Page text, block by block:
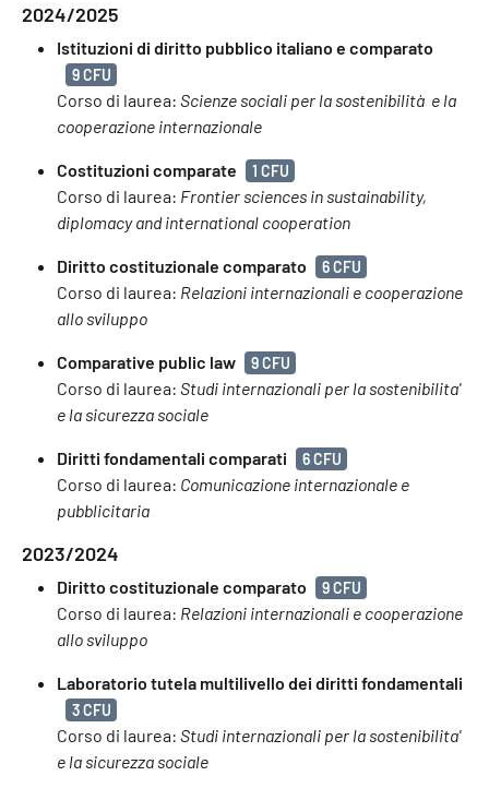
2024/2025
Istituzioni di diritto pubblico italiano e comparato
9 CFU
Corso di laurea: Scienze sociali per la sostenibilità e la
cooperazione internazionale
Costituzioni comparate 1 CFU
Corso di laurea: Frontier sciences in sustainability,
diplomacy and international cooperation
Diritto costituzionale comparato 6 CFU
Corso di laurea: Relazioni internazionali e cooperazione
allo sviluppo
Comparative public law 9 CFU
Corso di laurea: Studi internazionali per la sostenibilita'
e la sicurezza sociale
Diritti fondamentali comparati 6 CFU
Corso di laurea: Comunicazione internazionale e
pubblicitaria
2023/2024
Diritto costituzionale comparato 9 CFU
Corso di laurea: Relazioni internazionali e cooperazione
allo sviluppo
Laboratorio tutela multilivello dei diritti fondamentali
3 CFU
Corso di laurea: Studi internazionali per la sostenibilita'
e la sicurezza sociale